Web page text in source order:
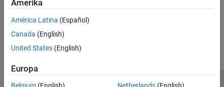
Amerika
América Latina (Español)
Canada (English)
United States (English)
Europa